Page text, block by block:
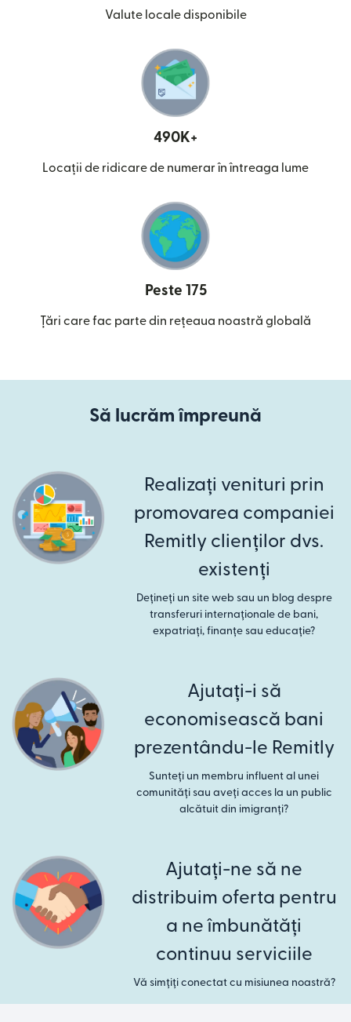
Valute locale disponibile
490K+
Locații de ridicare de numerar în întreaga lume
Peste 175
Țări care fac parte din rețeaua noastră globală
Să lucrăm împreună
Realizați venituri prin
promovarea companiei
Remitly clienților dvs.
existenți
Dețineți un site web sau un blog despre
transferuri internaționale de bani,
expatriați, finanțe sau educație?
Ajutați-i să
economisească bani
prezentându-le Remitly
Sunteți un membru influent al unei
comunități sau aveți acces la un public
alcătuit din imigranți?
Ajutați-ne să ne
distribuim oferta pentru
a ne îmbunătăți
continuu serviciile
Vă simțiți conectat cu misiunea noastră?